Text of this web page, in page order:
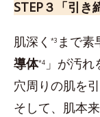
STEP３「引き
肌深く *3 まで素
導体*4 」が汚
穴周りの肌を
そして、肌本